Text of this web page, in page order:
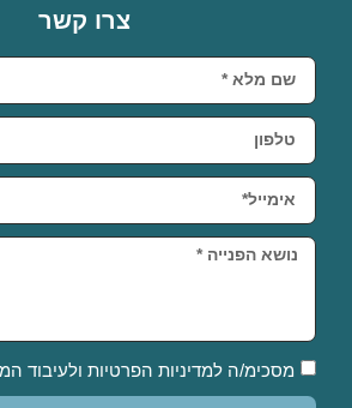
צרו קשר
מסכימ/ה למדיניות הפרטיות ולעיבוד